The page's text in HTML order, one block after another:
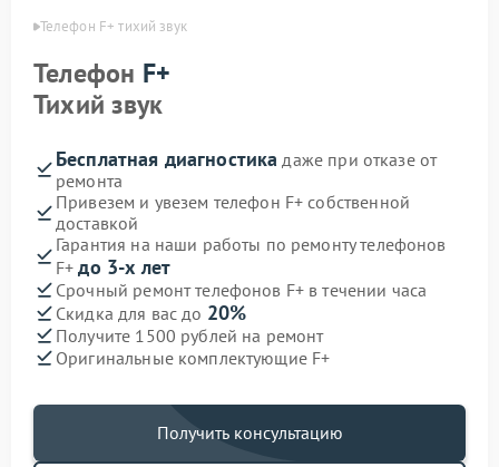
Телефон F+ тихий звук
Телефон F+
Тихий звук
Бесплатная диагностика даже при отказе от
ремонта
Привезем и увезем телефон F+ собственной
доставкой
Гарантия на наши работы по ремонту телефонов
F+до 3-х лет
Срочный ремонт телефонов F+ в течении часа
Скидка для вас до 20%
Получите 1500 рублей на ремонт
Оригинальные комплектующие F+
Получить консультацию